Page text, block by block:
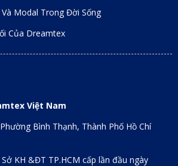
Modal Trong Đời Sống
Của Dreamtex
Việt Nam
Bình Thạnh, Thành Phố Hồ Chí
KH &ĐT TP.HCM cấp lần đầu ngày